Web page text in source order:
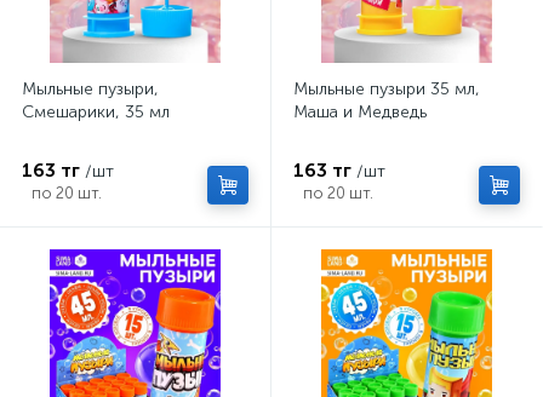
Мыльные пузыри,
Смешарики, 35 мл
163 тг /шт
по 20 шт.
Мыльные пузыри 35 мл,
Маша и Медведь
163 тг /шт
по 20 шт.